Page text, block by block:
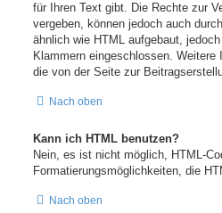
für Ihren Text gibt. Die Rechte zur
vergeben, können jedoch auch
ähnlich wie HTML aufgebaut, jedoch
Klammern eingeschlossen.
die von der Seite zur
Nach oben
Kann ich HTML benutzen?
Nein, es ist nicht möglich, HTML-
Formatierungsmöglichkeiten, die
Nach oben